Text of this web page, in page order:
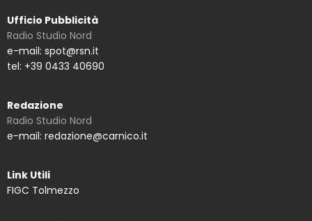
Ufficio Pubblicità
Radio Studio Nord
e-mail: spot@rsn.it
tel: +39 0433 40690
Redazione
Radio Studio Nord
e-mail: redazione@carnico.it
Link Utili
FIGC Tolmezzo